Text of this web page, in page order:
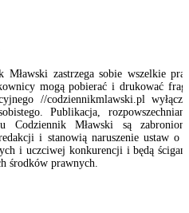
Mławski zastrzega sobie wszelkie
mogą pobierać i drukować
//codziennikmlawski.pl
Publikacja,
Codziennik Mławski są
i stanowią naruszenie ustaw o
i uczciwej konkurencji i będą
środków prawnych.